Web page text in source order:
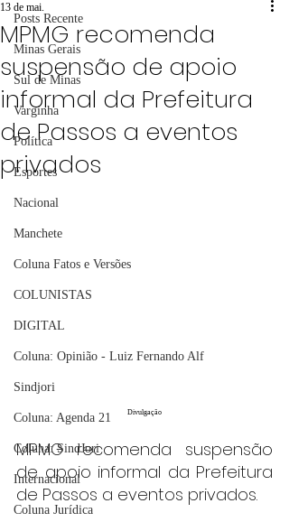
Posts Recente
Minas Gerais
Sul de Minas
Varginha
Política
Esportes
Nacional
Manchete
Coluna Fatos e Versões
COLUNISTAS
DIGITAL
Coluna: Opinião - Luiz Fernando Alf
Sindjori
Coluna: Agenda 21
Coluna: SindJori
Internacional
Coluna Jurídica
MPMG recomenda
suspensão de apoio
informal da Prefeitura
de Passos a eventos
privados
13 de mai.
Divulgação
MPMG recomenda suspensão
de apoio informal da Prefeitura
de Passos a eventos privados.